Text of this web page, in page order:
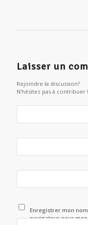
Laisser un
Rejoindre la discussion?
N’hésitez pas à contribuer !
Enregistrer mon
navigateur pour